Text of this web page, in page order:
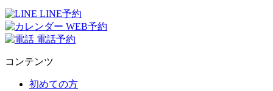
LINE予約
WEB予約
電話予約
コンテンツ
初めての方